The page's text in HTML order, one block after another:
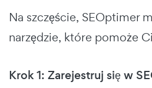
Na szczęście, SEOptimer
narzędzie, które pomoże
Krok 1: Zarejestruj się w